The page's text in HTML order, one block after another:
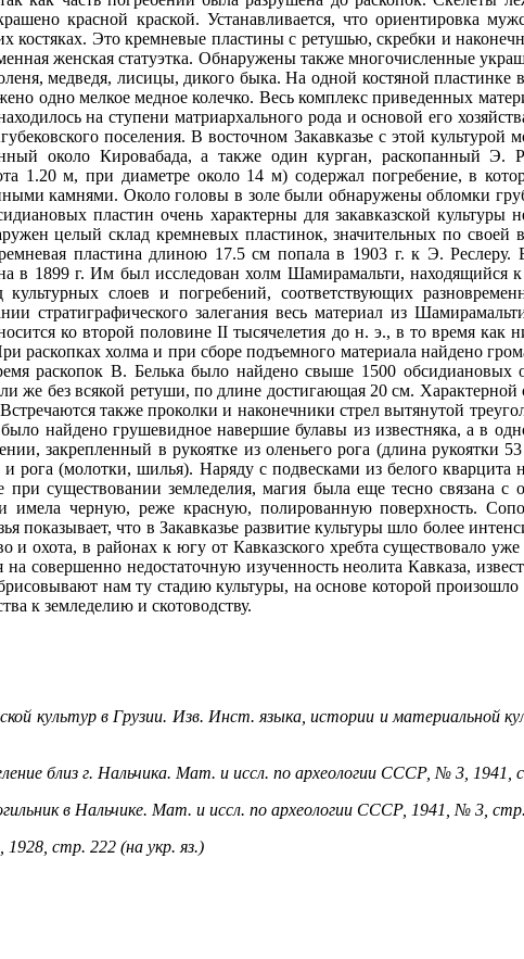
культур в Грузии. Изв. Инст. языка, истории и материальной
близ г. Нальчика. Мат. и иссл. по археологии СССР, № 3, 1941,
в Нальчике. Мат. и иссл. по археологии СССР, 1941, № 3,
стр. 222 (на укр. яз.)